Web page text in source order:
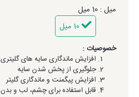
میل : 10 میل
10 میل
خصوصیات :
افزایش ماندگاری سایه های گلیتری
جلوگیری از پخش شدن سایه
افزایش پیگمنت و ماندگاری گلیتر
قابل استفاده برای چشم، لب و بدن